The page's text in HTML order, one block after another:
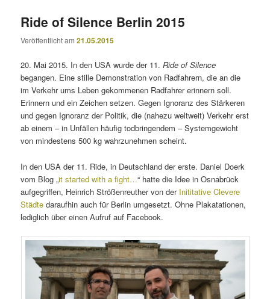
Ride of Silence Berlin 2015
Veröffentlicht am21.05.2015
20. Mai 2015. In den USA wurde der 11.Ride of Silence
begangen. Eine stille Demonstration von Radfahrern, die an die
im Verkehr ums Leben gekommenen Radfahrer erinnern soll.
Erinnern und ein Zeichen setzen. Gegen Ignoranz des Stärkeren
und gegen Ignoranz der Politik, die (nahezu weltweit) Verkehr erst
ab einem – in Unfällen häufig todbringendem – Systemgewicht
von mindestens 500 kg wahrzunehmen scheint.
In den USA der 11. Ride, in Deutschland der erste. Daniel Doerk
vom Blog „it started with a fight…“ hatte die Idee in Osnabrück
aufgegriffen, Heinrich Strößenreuther von der Inititative Clevere
Städte daraufhin auch für Berlin umgesetzt. Ohne Plakatationen,
lediglich über einen Aufruf auf Facebook.